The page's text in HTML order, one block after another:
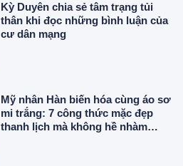
Kỳ Duyên chia sẻ tâm trạng tủi
thân khi đọc những bình luận của
cư dân mạng
Mỹ nhân Hàn biến hóa cùng áo sơ
mi trắng: 7 công thức mặc đẹp
thanh lịch mà không hề nhàm